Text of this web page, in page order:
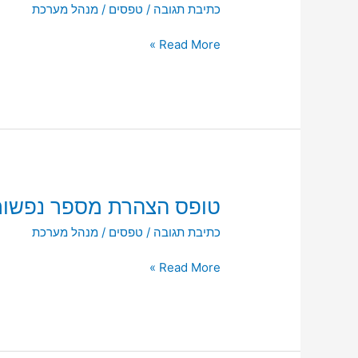
כתיבת תגובה / טפסים /מנהל מערכת
להצהרת
Read More »
טופס הצהרת מספר
כתיבת תגובה / טפסים /מנהל מערכת
טופס
מספר
Read More »